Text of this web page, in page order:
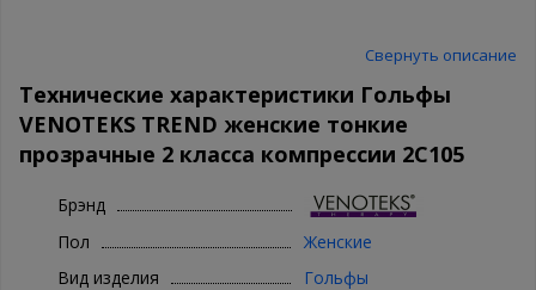
Свернуть описание
Технические характеристики Гольфы
VENOTEKS TREND женские тонкие
прозрачные 2 класса компрессии 2C105
Брэнд
Пол
Женские
Вид изделия
Гольфы